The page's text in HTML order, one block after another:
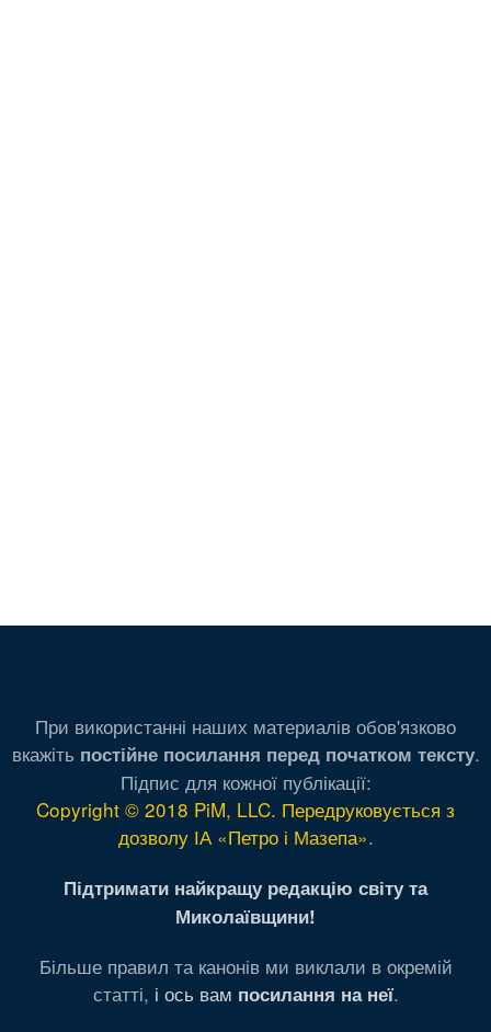
При використанні наших материалів обов'язково
вкажіть постійне посилання перед початком тексту.
Підпис для кожної публікації:
Copyright © 2018 PiM, LLC. Передруковується з
дозволу ІА «Петро і Мазепа».
Підтримати найкращу редакцію світу та
Миколаївщини!
Більше правил та канонів ми виклали в окремій
статті, і ось вам посилання на неї.